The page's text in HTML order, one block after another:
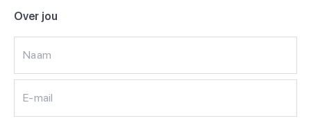
Over jou
Naam
E-mail